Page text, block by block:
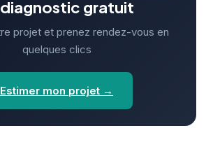
gratuit
projet et prenez rendez-vous en
quelques clics
Estimer mon projet →